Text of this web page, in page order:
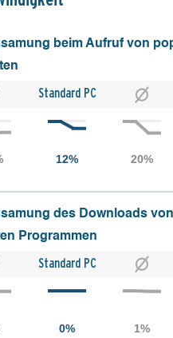
beim Aufruf von
Standard PC
des Downloads
Programmen
Standard PC